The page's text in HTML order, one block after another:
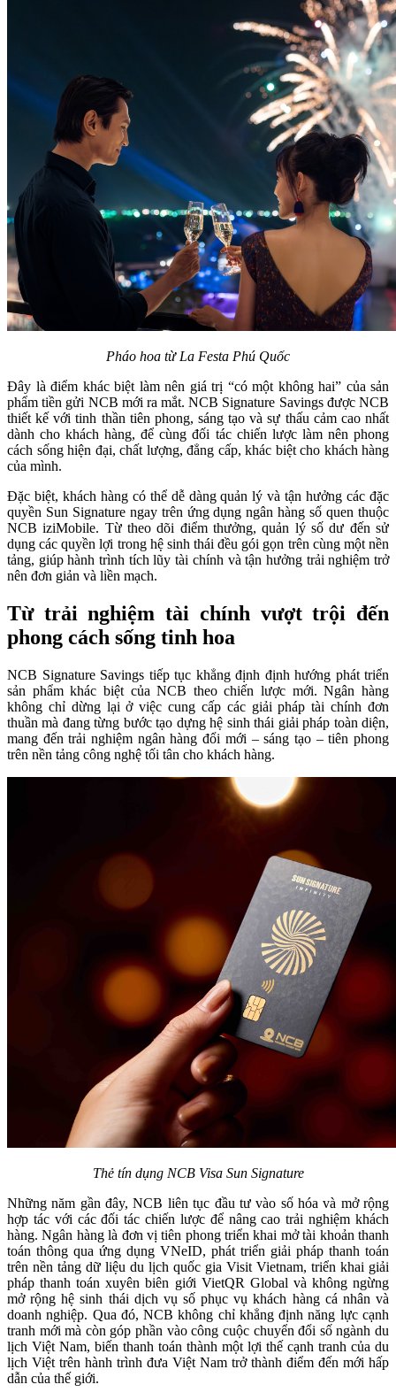
Pháo hoa từ La Festa Phú Quốc
Đây là điểm khác biệt làm nên giá trị “có một không hai” của sản
phẩm tiền gửi NCB mới ra mắt. NCB Signature Savings được NCB
thiết kế với tinh thần tiên phong, sáng tạo và sự thấu cảm cao nhất
dành cho khách hàng, để cùng đối tác chiến lược làm nên phong
cách sống hiện đại, chất lượng, đẳng cấp, khác biệt cho khách hàng
của mình.
Đặc biệt, khách hàng có thể dễ dàng quản lý và tận hưởng các đặc
quyền Sun Signature ngay trên ứng dụng ngân hàng số quen thuộc
NCB iziMobile. Từ theo dõi điểm thưởng, quản lý số dư đến sử
dụng các quyền lợi trong hệ sinh thái đều gói gọn trên cùng một nền
tảng, giúp hành trình tích lũy tài chính và tận hưởng trải nghiệm trở
nên đơn giản và liền mạch.
Từ trải nghiệm tài chính vượt trội đến
phong cách sống tinh hoa
NCB Signature Savings tiếp tục khẳng định định hướng phát triển
sản phẩm khác biệt của NCB theo chiến lược mới. Ngân hàng
không chỉ dừng lại ở việc cung cấp các giải pháp tài chính đơn
thuần mà đang từng bước tạo dựng hệ sinh thái giải pháp toàn diện,
mang đến trải nghiệm ngân hàng đổi mới – sáng tạo – tiên phong
trên nền tảng công nghệ tối tân cho khách hàng.
Thẻ tín dụng NCB Visa Sun Signature
Những năm gần đây, NCB liên tục đầu tư vào số hóa và mở rộng
hợp tác với các đối tác chiến lược để nâng cao trải nghiệm khách
hàng. Ngân hàng là đơn vị tiên phong triển khai mở tài khoản thanh
toán thông qua ứng dụng VNeID, phát triển giải pháp thanh toán
trên nền tảng dữ liệu du lịch quốc gia Visit Vietnam, triển khai giải
pháp thanh toán xuyên biên giới VietQR Global và không ngừng
mở rộng hệ sinh thái dịch vụ số phục vụ khách hàng cá nhân và
doanh nghiệp. Qua đó, NCB không chỉ khẳng định năng lực cạnh
tranh mới mà còn góp phần vào công cuộc chuyển đổi số ngành du
lịch Việt Nam, biến thanh toán thành một lợi thế cạnh tranh của du
lịch Việt trên hành trình đưa Việt Nam trở thành điểm đến mới hấp
dẫn của thế giới.